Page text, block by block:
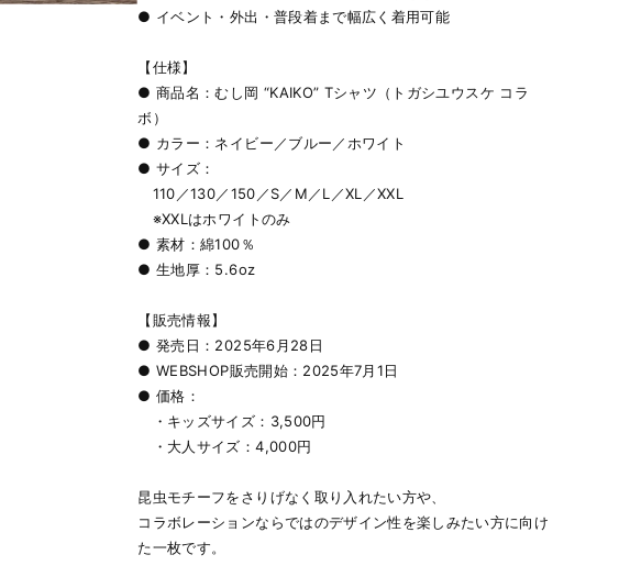
● イベント・外出・普段着まで幅広く着用可能
【仕様】
● 商品名：むし岡 “KAIKO” Tシャツ（トガシユウスケ コラ
ボ）
● カラー：ネイビー／ブルー／ホワイト
● サイズ：
110／130／150／S／M／L／XL／XXL
※XXLはホワイトのみ
● 素材：綿100％
● 生地厚：5.6oz
【販売情報】
● 発売日：2025年6月28日
● WEBSHOP販売開始：2025年7月1日
● 価格：
・キッズサイズ：3,500円
・大人サイズ：4,000円
昆虫モチーフをさりげなく取り入れたい方や、
コラボレーションならではのデザイン性を楽しみたい方に向け
た一枚です。